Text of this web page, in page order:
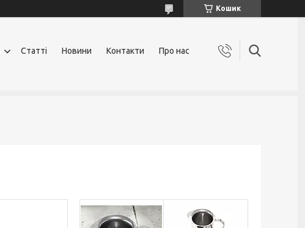
Кошик
Статті Новини Контакти Про нас